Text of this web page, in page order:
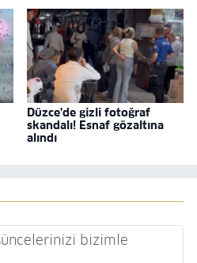
Düzce'de gizli fotoğraf
skandalı! Esnaf gözaltına
alındı